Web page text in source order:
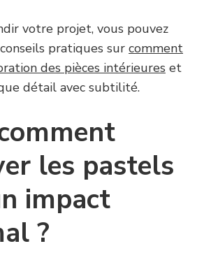
votre projet, vous pouvez
pratiques sur comment
des pièces intérieures et
détail avec subtilité.
les pastels
impact
?